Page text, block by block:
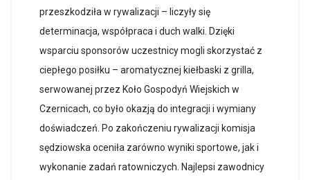
przeszkodziła w rywalizacji – liczyły się
determinacja, współpraca i duch walki. Dzięki
wsparciu sponsorów uczestnicy mogli skorzystać z
ciepłego posiłku – aromatycznej kiełbaski z grilla,
serwowanej przez Koło Gospodyń Wiejskich w
Czernicach, co było okazją do integracji i wymiany
doświadczeń. Po zakończeniu rywalizacji komisja
sędziowska oceniła zarówno wyniki sportowe, jak i
wykonanie zadań ratowniczych. Najlepsi zawodnicy